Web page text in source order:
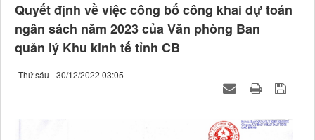
Quyết định về việc công bố công khai dự toán
ngân sách năm 2023 của Văn phòng Ban
quản lý Khu kinh tế tỉnh CB
Thứ sáu - 30/12/2022 03:05